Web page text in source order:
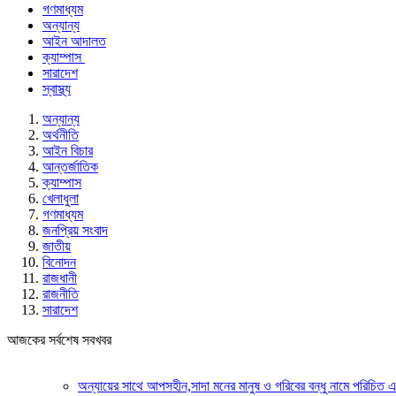
গণমাধ্যম
অন্যান্য
আইন আদালত
ক্যাম্পাস
সারাদেশ
স্বাস্থ্য
অন্যান্য
অর্থনীতি
আইন বিচার
আন্তর্জাতিক
ক্যাম্পাস
খেলাধুলা
গণমাধ্যম
জনপ্রিয় সংবাদ
জাতীয়
বিনোদন
রাজধানী
রাজনীতি
সারাদেশ
আজকের সর্বশেষ সবখবর
অন্যায়ের সাথে আপসহীন,সাদা মনের মানুষ ও গরিবের বন্ধু নামে পরিচিত